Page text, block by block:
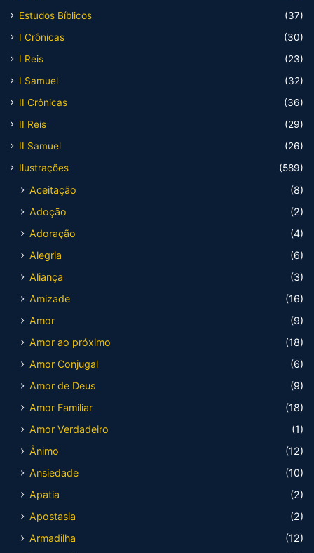
Estudos Bíblicos
(37)
I Crônicas
(30)
I Reis
(23)
I Samuel
(32)
II Crônicas
(36)
II Reis
(29)
II Samuel
(26)
Ilustrações
(589)
Aceitação
(8)
Adoção
(2)
Adoração
(4)
Alegria
(6)
Aliança
(3)
Amizade
(16)
Amor
(9)
Amor ao próximo
(18)
Amor Conjugal
(6)
Amor de Deus
(9)
Amor Familiar
(18)
Amor Verdadeiro
(1)
Ânimo
(12)
Ansiedade
(10)
Apatia
(2)
Apostasia
(2)
Armadilha
(12)